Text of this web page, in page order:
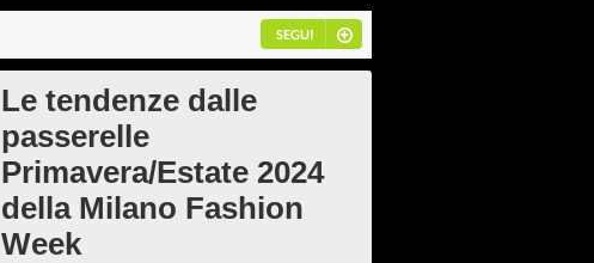
SEGUI
Le tendenze dalle
passerelle
Primavera/Estate 2024
della Milano Fashion
Week